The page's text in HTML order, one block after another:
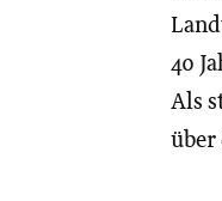
40
Als
über